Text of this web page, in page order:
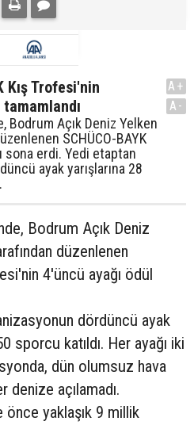
Kış Trofesi'nin
Bodrum Açık Deniz Yelken
SCHÜCO-BAYK
sona erdi. Yedi etaptan
ayak yarışlarına 28
A+
A-
Bodrum Açık Deniz
düzenlenen
4'üncü ayağı ödül
dördüncü ayak
sporcu katıldı. Her ayağı iki
dün olumsuz hava
denize açılamadı.
yaklaşık 9 millik